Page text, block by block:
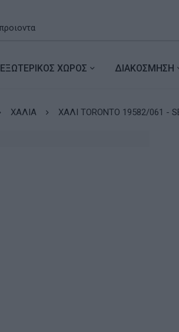
ΕΞΩΤΕΡΙΚΟΣ ΧΩΡΟΣ ΔΙΑΚΟΣΜΗΣΗ
ΧΑΛΙΑ ΧΑΛΙ TORONTO 19582/061 -